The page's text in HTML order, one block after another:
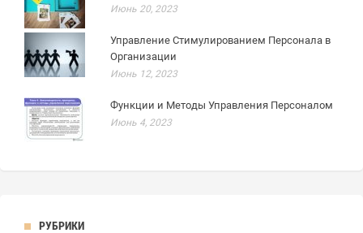
Июнь 20, 2023
Управление Стимулированием Персонала в
Организации
Июнь 12, 2023
Функции и Методы Управления Персоналом
Июнь 4, 2023
РУБРИКИ